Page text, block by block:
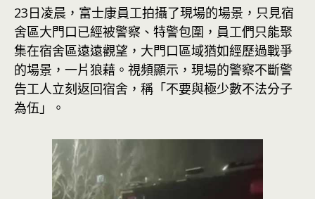
23日凌晨，富士康員工拍攝了現場的場景，只見宿
舍區大門口已經被警察、特警包圍，員工們只能聚
集在宿舍區遠遠觀望，大門口區域猶如經歷過戰爭
的場景，一片狼藉。視頻顯示，現場的警察不斷警
告工人立刻返回宿舍，稱「不要與極少數不法分子
為伍」。